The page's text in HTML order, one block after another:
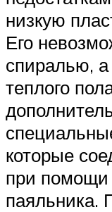
низкую
Его
спиралью, а
теплого
которые
при помощи
паяльника.